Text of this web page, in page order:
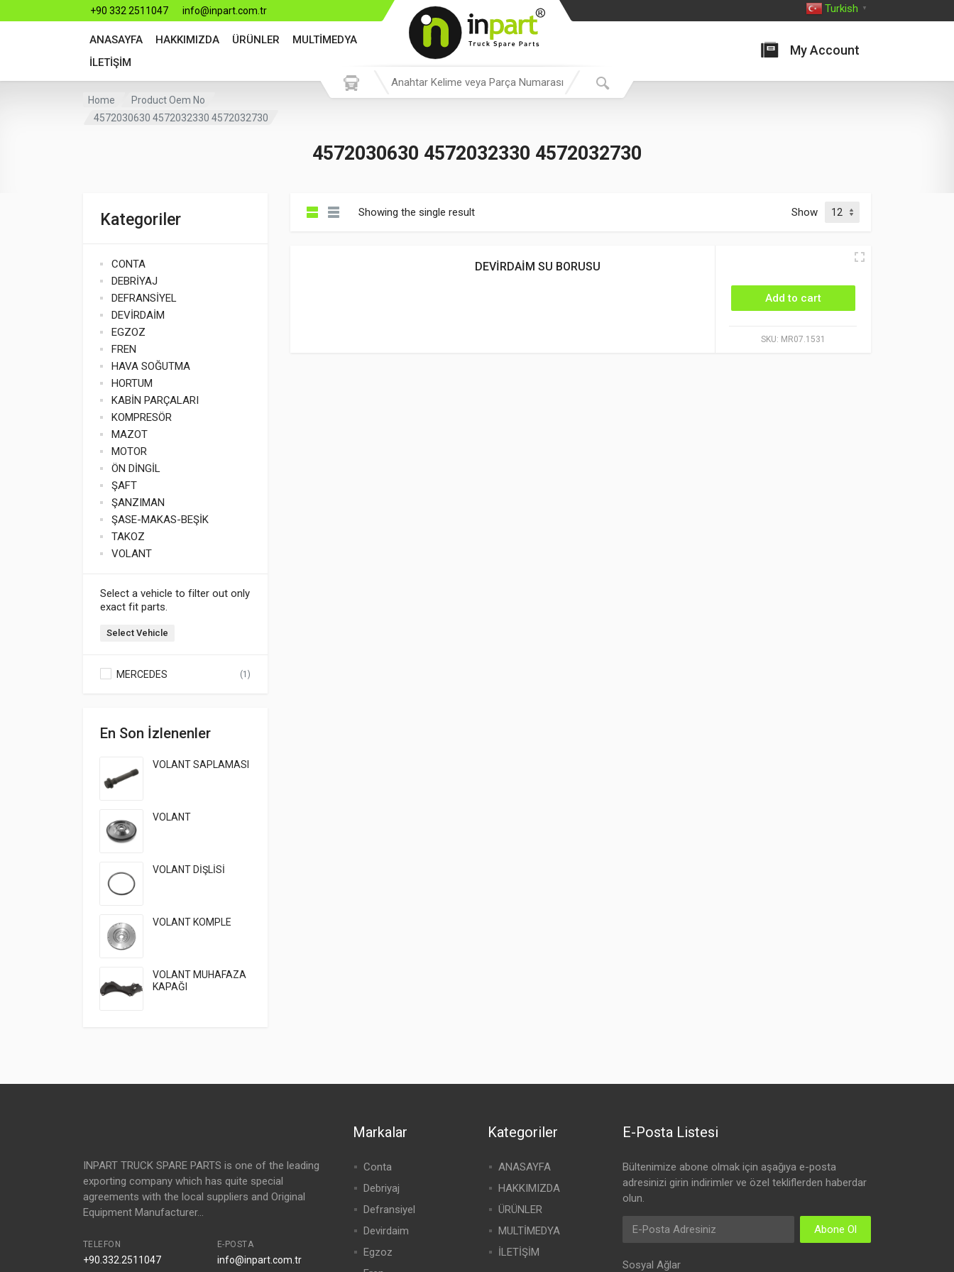
+90 332 2511047 info@inpart.com.tr Turkish ▼
ANASAYFA HAKKIMIZDA ÜRÜNLER
MULTİMEDYA
İLETİŞİM
My Account
Home
Product Oem No
4572030630 4572032330 4572032730
4572030630 4572032330 4572032730
Kategoriler
CONTA
DEBRİYAJ
DEFRANSİYEL
DEVİRDAİM
EGZOZ
FREN
HAVA SOĞUTMA
HORTUM
KABİN PARÇALARI
KOMPRESÖR
MAZOT
MOTOR
ÖN DİNGİL
ŞAFT
ŞANZIMAN
ŞASE-MAKAS-BEŞİK
TAKOZ
VOLANT
Select a vehicle to filter out only
exact fit parts.
Select Vehicle
MERCEDES (1)
En Son İzlenenler
VOLANT SAPLAMASI
VOLANT
VOLANT DİŞLİSİ
VOLANT KOMPLE
VOLANT MUHAFAZA
KAPAĞI
Showing the single result Show
SKU: MR07.1531
DEVİRDAİM SU BORUSU
Add to cart
INPART TRUCK SPARE PARTS is one of the leading
exporting company which has quite special
agreements with the local suppliers and Original
Equipment Manufacturer...
TELEFON
+90.332.2511047
E-POSTA
info@inpart.com.tr
Markalar
Conta
Debriyaj
Defransiyel
Devirdaim
Egzoz
Kategoriler
ANASAYFA
HAKKIMIZDA
ÜRÜNLER
MULTİMEDYA
İLETİŞİM
E-Posta Listesi
Bültenimize abone olmak için aşağıya e-posta
adresinizi girin indirimler ve özel tekliflerden haberdar
olun.
Abone Ol
Sosyal Ağlar